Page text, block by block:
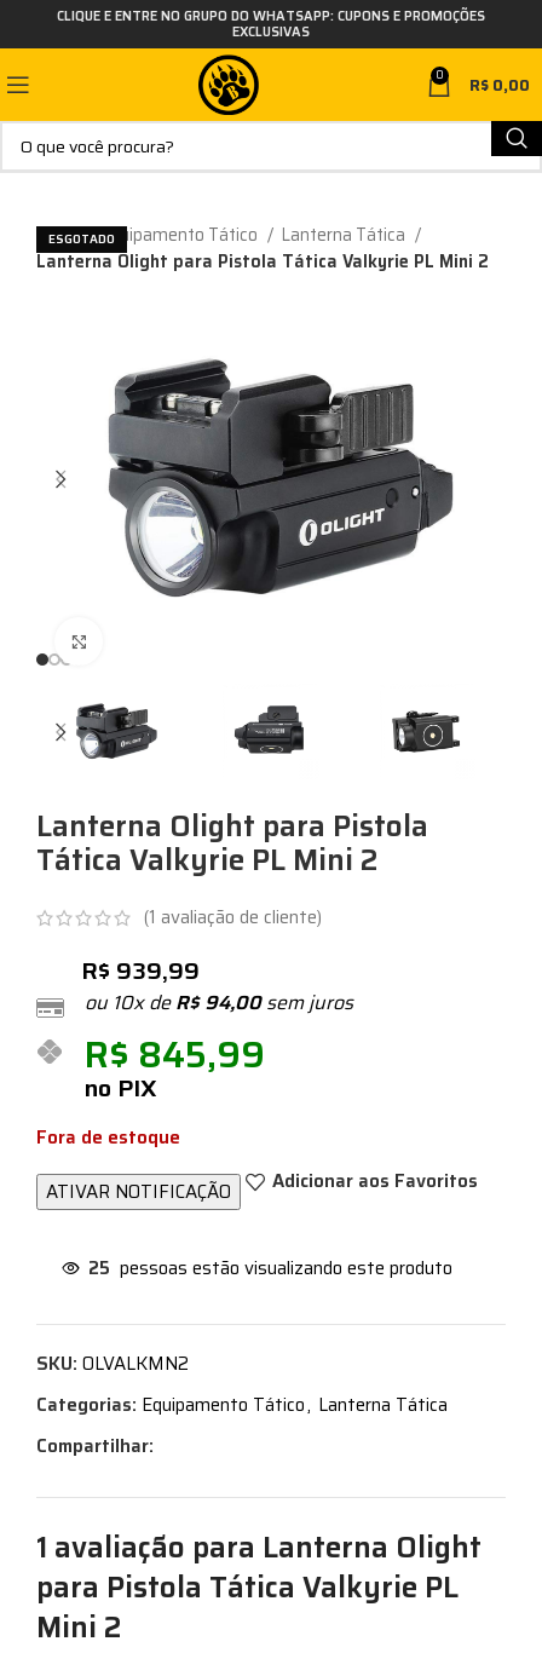
CLIQUE E ENTRE NO GRUPO DO WHATSAPP: CUPONS E PROMOÇÕES
EXCLUSIVAS
0 R$0,00
Início Equipamento Tático
Lanterna Tática
Lanterna Olight para Pistola Tática Valkyrie PL Mini 2
ESGOTADO
Lanterna Olight para Pistola
Tática Valkyrie PL Mini 2
(1 avaliação de cliente)
R$ 939,99
ou 10x deR$94,00sem juros
R$ 845,99
no PIX
Fora de estoque
Adicionar aos Favoritos
25 pessoas estão visualizando este produto
SKU: OLVALKMN2
Categorias: Equipamento Tático, Lanterna Tática
Compartilhar:
1 avaliação para Lanterna Olight
para Pistola Tática Valkyrie PL
Mini 2